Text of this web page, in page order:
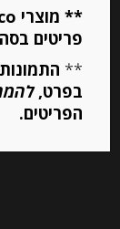
Out of
Stock
פריטים
**
בפרט,
הפריטים.